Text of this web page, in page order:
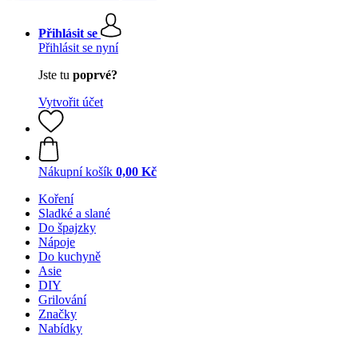
Přihlásit se
Přihlásit se nyní
Jste tu poprvé?
Vytvořit účet
Nákupní košík 0,00 Kč
Koření
Sladké a slané
Do špajzky
Nápoje
Do kuchyně
Asie
DIY
Grilování
Značky
Nabídky